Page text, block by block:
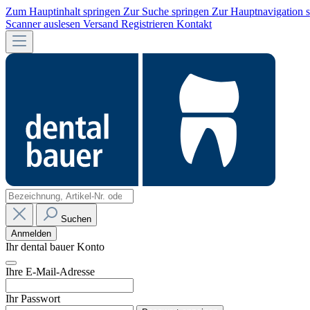
Zum Hauptinhalt springen Zur Suche springen Zur Hauptnavigation
Scanner auslesen Versand Registrieren Kontakt
Suchen
Anmelden
Ihr dental bauer Konto
Ihre E-Mail-Adresse
Ihr Passwort